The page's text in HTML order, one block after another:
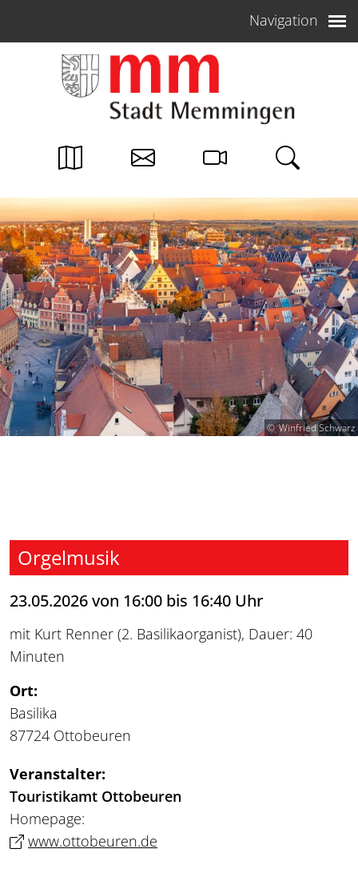
Navigation
Winfried Schwarz
Orgelmusik
23.05.2026 von 16:00 bis 16:40 Uhr
mit Kurt Renner (2. Basilikaorganist), Dauer: 40
Minuten
Ort:
Basilika
87724 Ottobeuren
Veranstalter:
Touristikamt Ottobeuren
Homepage:
www.ottobeuren.de